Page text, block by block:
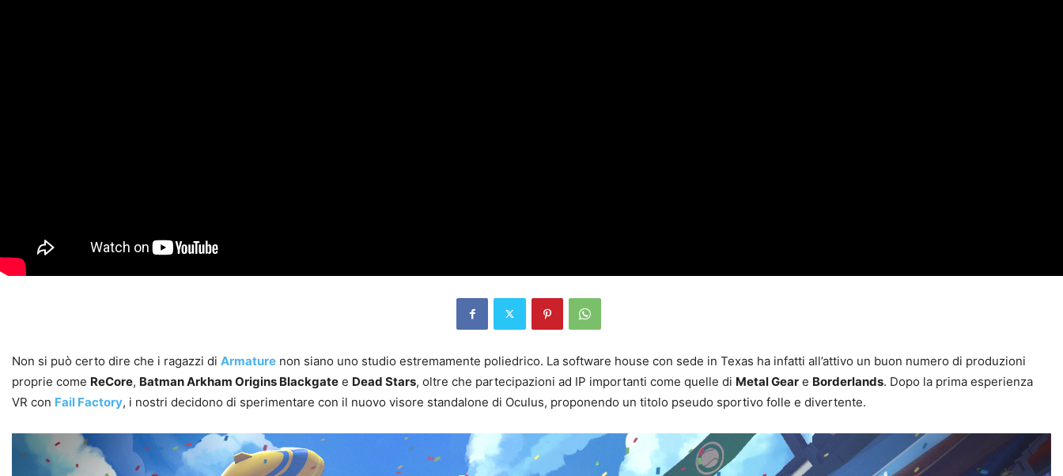
Non si può certo dire che i ragazzi di Armature non siano uno studio estremamente poliedrico. La software house con sede in Texas ha infatti all’attivo un buon numero di produzioni
proprie come ReCore, Batman Arkham Origins Blackgate e Dead Stars, oltre che partecipazioni ad IP importanti come quelle di Metal Gear e Borderlands. Dopo la prima esperienza
VR con Fail Factory, i nostri decidono di sperimentare con il nuovo visore standalone di Oculus, proponendo un titolo pseudo sportivo folle e divertente.